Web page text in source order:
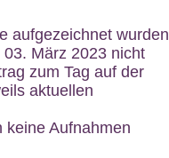
aufgezeichnet wurden
März 2023 nicht
zum Tag auf der
aktuellen
Aufnahmen